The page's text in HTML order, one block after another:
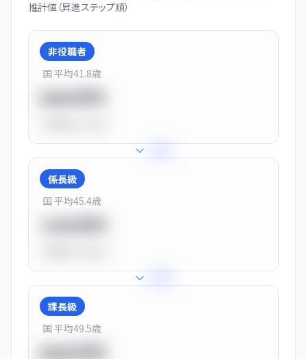
推計値（昇進ステップ順）
非役職者
国 平均41.8歳
係長級
国 平均45.4歳
課長級
国 平均49.5歳